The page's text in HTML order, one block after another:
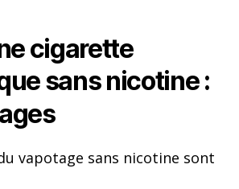
cigarette
sans nicotine :
vapotage sans nicotine sont